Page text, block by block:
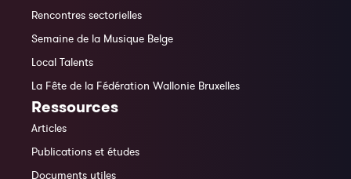
Rencontres sectorielles
Semaine de la Musique Belge
Local Talents
La Fête de la Fédération Wallonie Bruxelles
Ressources
Articles
Publications et études
Documents utiles